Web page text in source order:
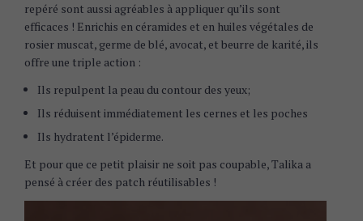
repéré sont aussi agréables à appliquer qu’ils sont
efficaces ! Enrichis en céramides et en huiles végétales de
rosier muscat, germe de blé, avocat, et beurre de karité, ils
offre une triple action :
Ils repulpent la peau du contour des yeux;
Ils réduisent immédiatement les cernes et les poches
Ils hydratent l’épiderme.
Et pour que ce petit plaisir ne soit pas coupable, Talika a
pensé à créer des patch réutilisables !